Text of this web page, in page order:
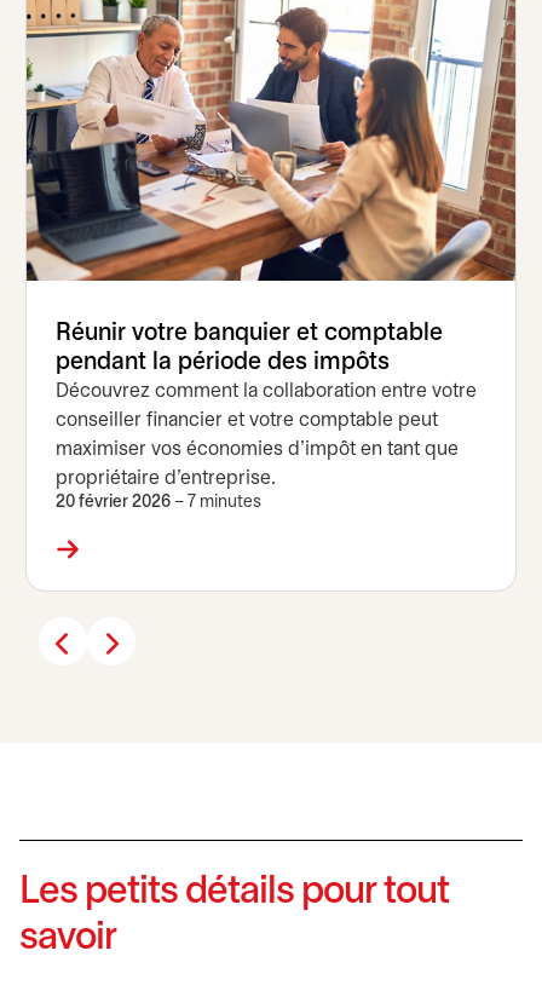
Réunir votre banquier et comptable
pendant la période des impôts
Découvrez comment la collaboration entre votre
conseiller financier et votre comptable peut
maximiser vos économies d’impôt en tant que
propriétaire d’entreprise.
20 février 2026 – 7 minutes
Les petits détails pour tout
savoir